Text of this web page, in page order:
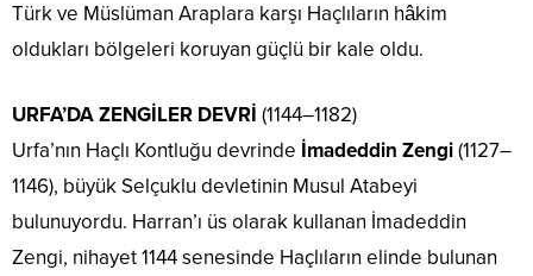
Türk ve Müslüman Araplara karşı Haçlıların hâkim
oldukları bölgeleri koruyan güçlü bir kale oldu.
URFA’DA ZENGİLER DEVRİ (1144–1182)
Urfa’nın Haçlı Kontluğu devrinde İmadeddin Zengi(1127–
1146), büyük Selçuklu devletinin Musul Atabeyi
bulunuyordu. Harran’ı üs olarak kullanan İmadeddin
Zengi, nihayet 1144 senesinde Haçlıların elinde bulunan